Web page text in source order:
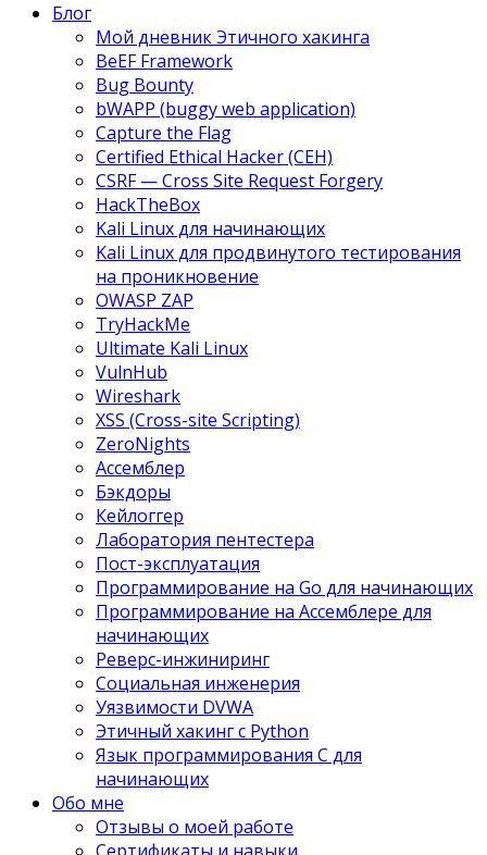
Блог
Мой дневник Этичного хакинга
BeEF Framework
Bug Bounty
bWAPP (buggy web application)
Capture the Flag
Certified Ethical Hacker (CEH)
CSRF — Cross Site Request Forgery
HackTheBox
Kali Linux для начинающих
Kali Linux для продвинутого тестирования
на проникновение
OWASP ZAP
TryHackMe
Ultimate Kali Linux
VulnHub
Wireshark
XSS (Cross-site Scripting)
ZeroNights
Ассемблер
Бэкдоры
Кейлоггер
Лаборатория пентестера
Пост-эксплуатация
Программирование на Go для начинающих
Программирование на Ассемблере для
начинающих
Реверс-инжиниринг
Социальная инженерия
Уязвимости DVWA
Этичный хакинг с Python
Язык программирования С для
начинающих
Обо мне
Отзывы о моей работе